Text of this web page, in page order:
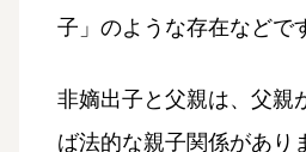
子」のような存在などで
非嫡出子と父親は、父親
ば法的な親子関係があり